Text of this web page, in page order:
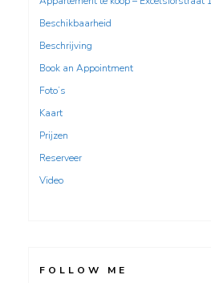
Beschikbaarheid
Beschrijving
Book an Appointment
Foto’s
Kaart
Prijzen
Reserveer
Video
FOLLOW ME